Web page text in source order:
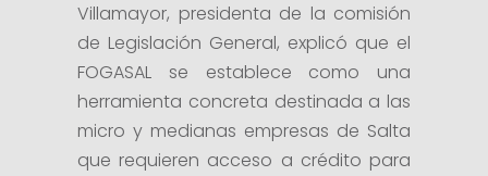
Villamayor, presidenta de la comisión
de Legislación General, explicó que el
FOGASAL se establece como una
herramienta concreta destinada a las
micro y medianas empresas de Salta
que requieren acceso a crédito para